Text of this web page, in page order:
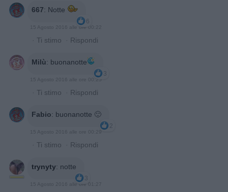
667: Notte
6
15 Agosto 2016 alle ore 00:22
· Ti stimo · Rispondi
Milù: buonanotte
3
15 Agosto 2016 alle ore 00:25
· Ti stimo · Rispondi
Fabio: buonanotte 🙂
2
15 Agosto 2016 alle ore 00:29
· Ti stimo · Rispondi
trynyty: notte
3
15 Agosto 2016 alle ore 01:27